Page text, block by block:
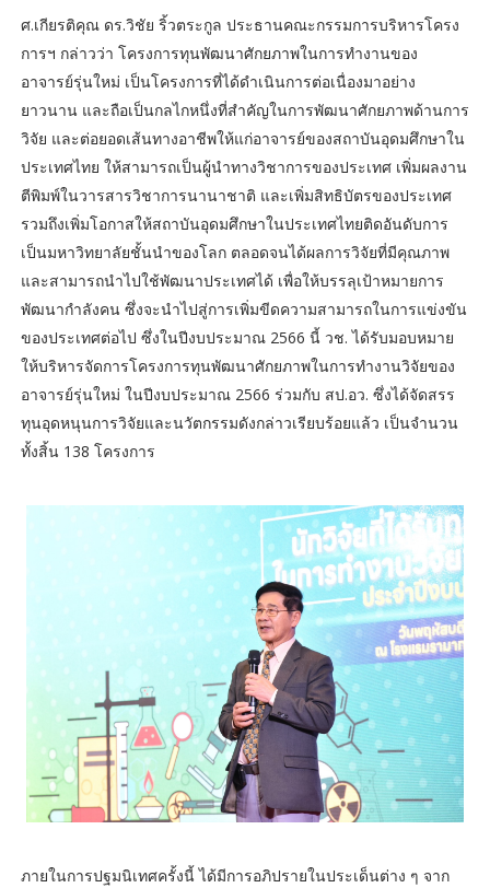
ศ.เกียรติคุณ ดร.วิชัย ริ้วตระกูล ประธานคณะกรรมการบริหารโครง
การฯ กล่าวว่า โครงการทุนพัฒนาศักยภาพในการทำงานของ
อาจารย์รุ่นใหม่ เป็นโครงการที่ได้ดำเนินการต่อเนื่องมาอย่าง
ยาวนาน และถือเป็นกลไกหนึ่งที่สำคัญในการพัฒนาศักยภาพด้านการ
วิจัย และต่อยอดเส้นทางอาชีพให้แก่อาจารย์ของสถาบันอุดมศึกษาใน
ประเทศไทย ให้สามารถเป็นผู้นำทางวิชาการของประเทศ เพิ่มผลงาน
ตีพิมพ์ในวารสารวิชาการนานาชาติ และเพิ่มสิทธิบัตรของประเทศ
รวมถึงเพิ่มโอกาสให้สถาบันอุดมศึกษาในประเทศไทยติดอันดับการ
เป็นมหาวิทยาลัยชั้นนำของโลก ตลอดจนได้ผลการวิจัยที่มีคุณภาพ
และสามารถนำไปใช้พัฒนาประเทศได้ เพื่อให้บรรลุเป้าหมายการ
พัฒนากำลังคน ซึ่งจะนำไปสู่การเพิ่มขีดความสามารถในการแข่งขัน
ของประเทศต่อไป ซึ่งในปีงบประมาณ 2566 นี้ วช. ได้รับมอบหมาย
ให้บริหารจัดการโครงการทุนพัฒนาศักยภาพในการทำงานวิจัยของ
อาจารย์รุ่นใหม่ ในปีงบประมาณ 2566 ร่วมกับ สป.อว. ซึ่งได้จัดสรร
ทุนอุดหนุนการวิจัยและนวัตกรรมดังกล่าวเรียบร้อยแล้ว เป็นจำนวน
ทั้งสิ้น 138 โครงการ
ภายในการปฐมนิเทศครั้งนี้ ได้มีการอภิปรายในประเด็นต่าง ๆ จาก